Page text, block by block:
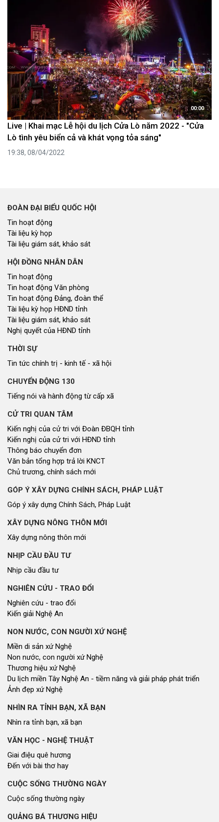
00:00
Live | Khai mạc Lễ hội du lịch Cửa Lò năm 2022 - "Cửa
Lò tình yêu biển cả và khát vọng tỏa sáng"
19:38, 08/04/2022
ĐOÀN ĐẠI BIỂU QUỐC HỘI
Tin hoạt động
Tài liệu kỳ họp
Tài liệu giám sát, khảo sát
HỘI ĐỒNG NHÂN DÂN
Tin hoạt động
Tin hoạt động Văn phòng
Tin hoạt động Đảng, đoàn thể
Tài liệu kỳ họp HĐND tỉnh
Tài liệu giám sát, khảo sát
Nghị quyết của HĐND tỉnh
THỜI SỰ
Tin tức chính trị - kinh tế - xã hội
CHUYỂN ĐỘNG 130
Tiếng nói và hành động từ cấp xã
CỬ TRI QUAN TÂM
Kiến nghị của cử tri với Đoàn ĐBQH tỉnh
Kiến nghị của cử tri với HĐND tỉnh
Thông báo chuyển đơn
Văn bản tổng hợp trả lời KNCT
Chủ trương, chính sách mới
GÓP Ý XÂY DỰNG CHÍNH SÁCH, PHÁP LUẬT
Góp ý xây dựng Chính Sách, Pháp Luật
XÂY DỰNG NÔNG THÔN MỚI
Xây dựng nông thôn mới
NHỊP CẦU ĐẦU TƯ
Nhịp cầu đầu tư
NGHIÊN CỨU - TRAO ĐỔI
Nghiên cứu - trao đổi
Kiến giải Nghệ An
NON NƯỚC, CON NGƯỜI XỨ NGHỆ
Miền di sản xứ Nghệ
Non nước, con người xứ Nghệ
Thương hiệu xứ Nghệ
Du lịch miền Tây Nghệ An - tiềm năng và giải pháp phát triển
Ảnh đẹp xứ Nghệ
NHÌN RA TỈNH BẠN, XÃ BẠN
Nhìn ra tỉnh bạn, xã bạn
VĂN HỌC - NGHỆ THUẬT
Giai điệu quê hương
Đến với bài thơ hay
CUỘC SỐNG THƯỜNG NGÀY
Cuộc sống thường ngày
QUẢNG BÁ THƯƠNG HIỆU